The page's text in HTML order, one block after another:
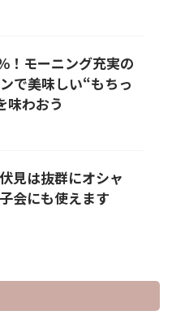
！モーニング充実の
で美味しい“もちっ
味わおう
見は抜群にオシャ
会にも使えます